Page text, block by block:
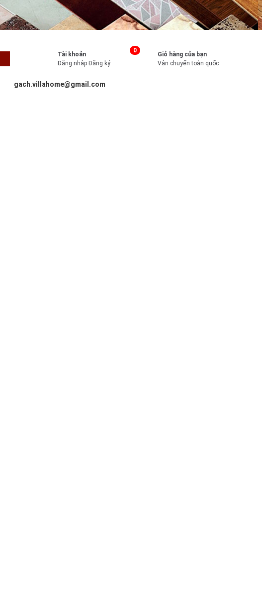
Tài khoản
Đăng nhập Đăng ký
0
Giỏ hàng của bạn
Vận chuyển toàn quốc
gach.villahome@gmail.com